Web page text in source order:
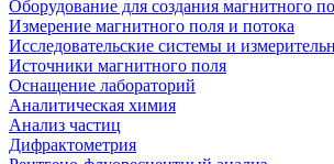
Оборудование для создания магнитного
Измерение магнитного поля и потока
Исследовательские системы и
Источники магнитного поля
Оснащение лабораторий
Аналитическая химия
Анализ частиц
Дифрактометрия